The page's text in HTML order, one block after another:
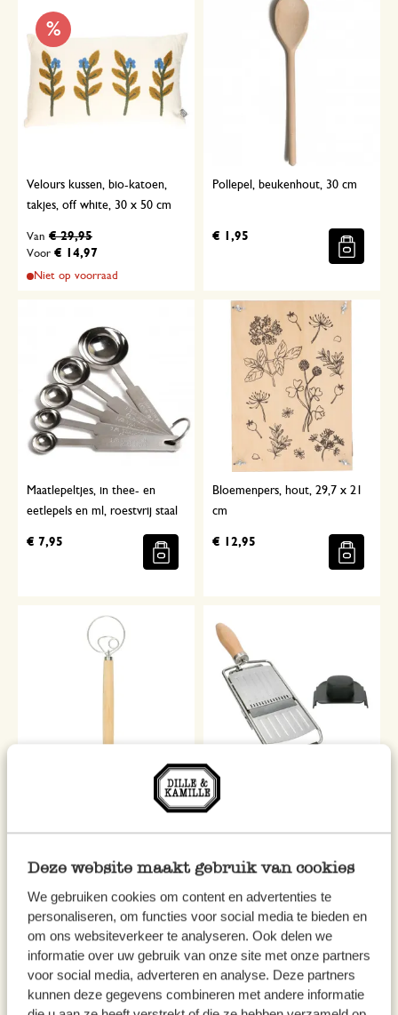
Deze website maakt gebruik van cookies
We gebruiken cookies om content en advertenties te
personaliseren, om functies voor social media te bieden en
om ons websiteverkeer te analyseren. Ook delen we
informatie over uw gebruik van onze site met onze partners
voor social media, adverteren en analyse. Deze partners
kunnen deze gegevens combineren met andere informatie
%
Velours kussen, bio-katoen,
takjes, off white, 30 x 50 cm
Voor € 14,97
Van € 29,95
Niet op voorraad
Pollepel, beukenhout, 30 cm
€ 1,95
Maatlepeltjes, in thee- en
eetlepels en ml, roestvrij staal
€ 7,95
Bloemenpers, hout, 29,7 x 21
cm
€ 12,95
deeggarde, rubberhout en rvs
Handmandoline, rvs